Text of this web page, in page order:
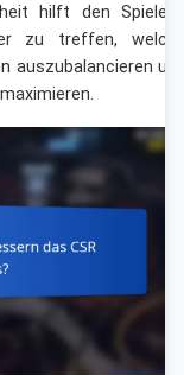
hilft den
zu treffen,
auszubalancieren